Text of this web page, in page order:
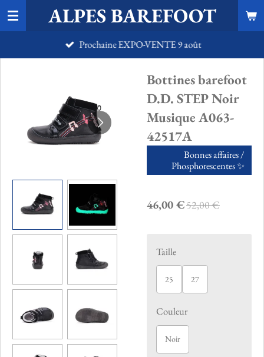
Passer
au
ALPES BAREFOOT
Prochaine EXPO-VENTE 9 août
Bottines barefoot
D.D. STEP Noir
Musique A063-
42517A
Bonnes affaires /
Phosphorescentes ✨️
46,00 €52,00 €
Taille
25 27
Couleur
Noir